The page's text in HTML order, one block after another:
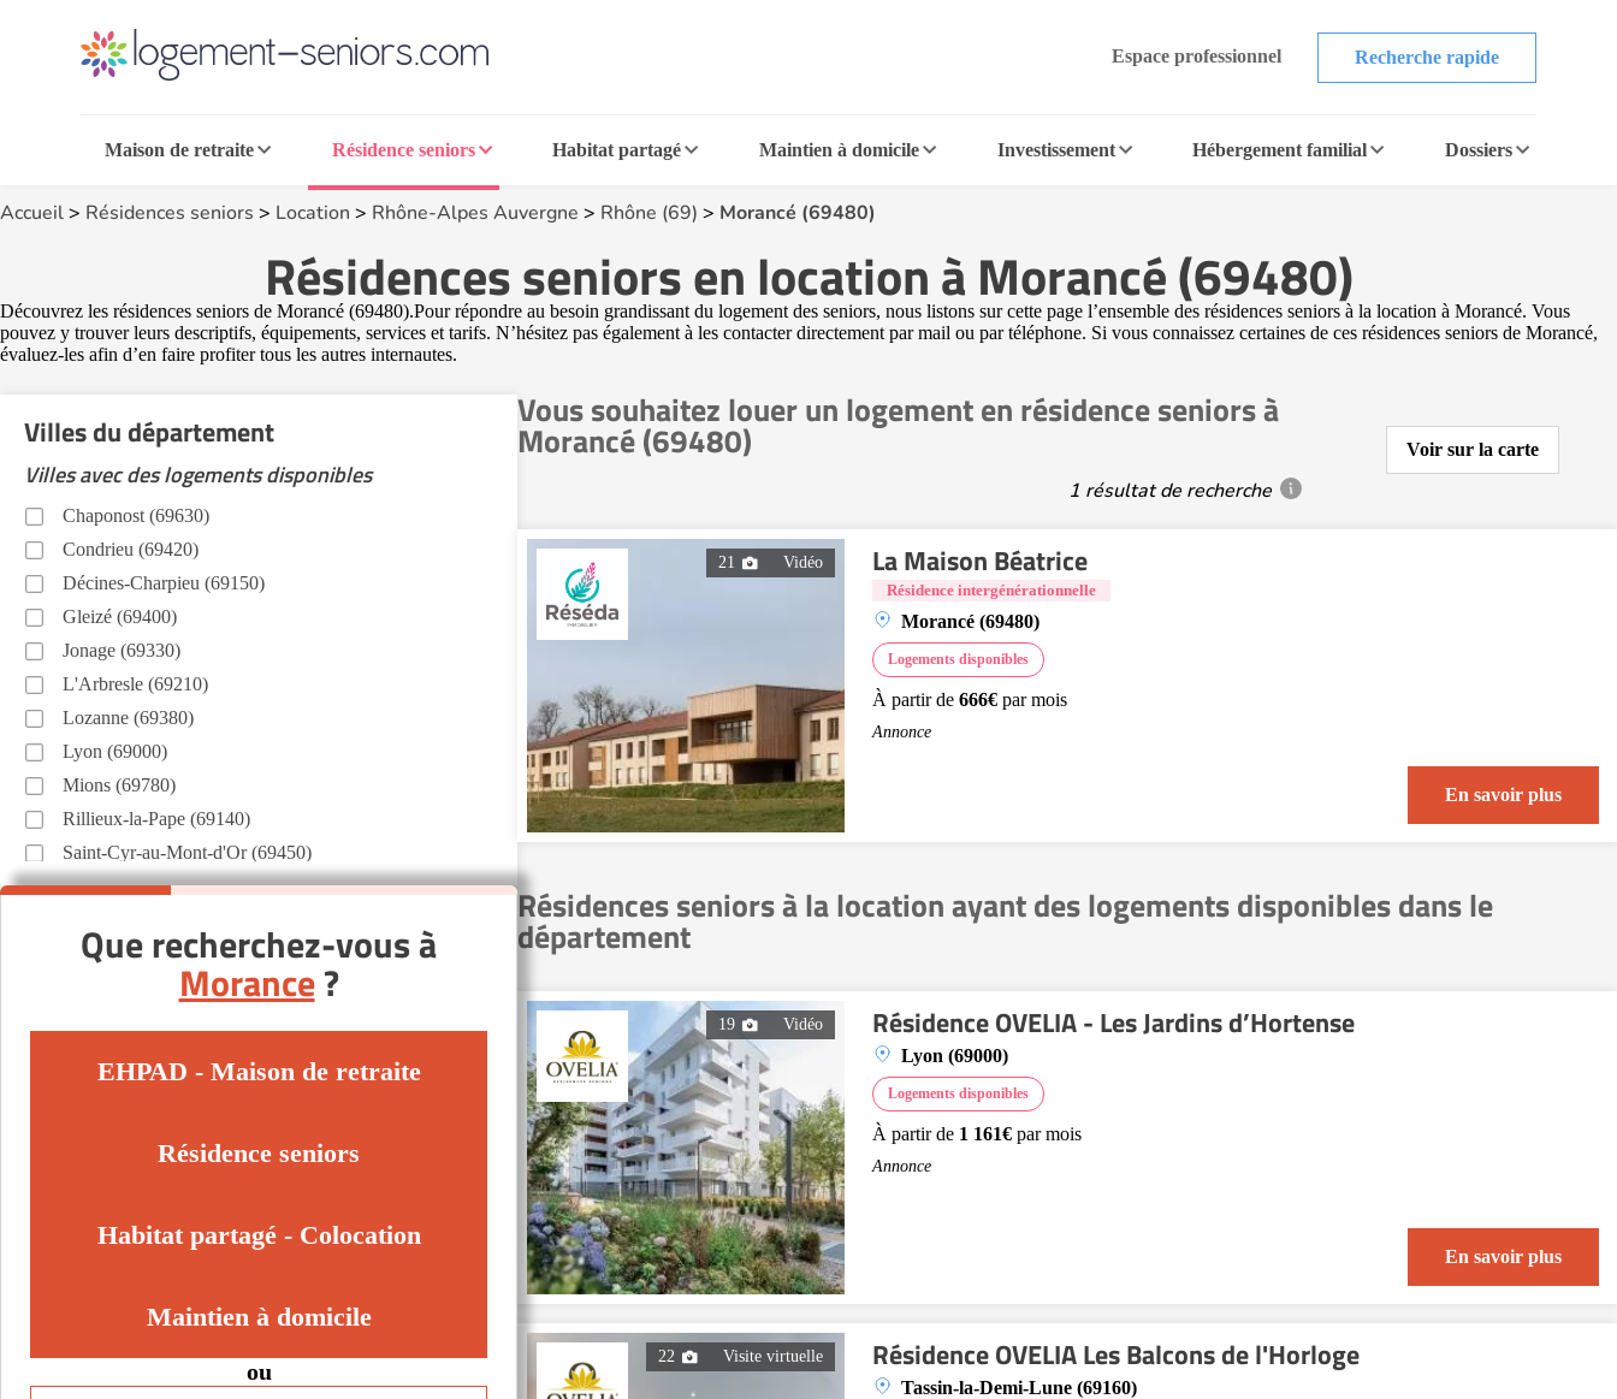
Espace professionnel Recherche rapide
Maison de retraite Résidence seniors Habitat partagé Maintien à domicile Investissement Hébergement familial Dossiers
Accueil> Résidences seniors > Location > Rhône-Alpes Auvergne > Rhône (69) > Morancé (69480)
Résidences seniors en location à Morancé (69480)
Découvrez les résidences seniors de Morancé (69480).Pour répondre au besoin grandissant du logement des seniors, nous listons sur cette page l’ensemble des résidences seniors à la location à Morancé. Vous
pouvez y trouver leurs descriptifs, équipements, services et tarifs. N’hésitez pas également à les contacter directement par mail ou par téléphone. Si vous connaissez certaines de ces résidences seniors de Morancé,
évaluez-les afin d’en faire profiter tous les autres internautes.
Vous souhaitez louer un logement en résidence seniors à
Morancé (69480)
1 résultat de recherche
Voir sur la carte
21 Vidéo La Maison Béatrice
Résidence intergénérationnelle
Morancé (69480)
Logements disponibles
À partir de 666€ par mois
Annonce
En savoir plus
Résidences seniors à la location ayant des logements disponibles dans le
département
19 Vidéo Résidence OVELIA - Les Jardins d’Hortense
Lyon (69000)
Logements disponibles
À partir de 1 161€ par mois
Annonce
En savoir plus
22 Visite virtuelle Résidence OVELIA Les Balcons de l'Horloge
Tassin-la-Demi-Lune (69160)
Villes du département
Villes avec des logements disponibles
Chaponost (69630)
Condrieu (69420)
Décines-Charpieu (69150)
Gleizé (69400)
Jonage (69330)
L'Arbresle (69210)
Lozanne (69380)
Lyon (69000)
Mions (69780)
Rillieux-la-Pape (69140)
Saint-Cyr-au-Mont-d'Or (69450)
Saint-Priest (69800)
Tarare (69170)
Tassin-la-Demi-Lune (69160)
Que recherchez-vous à
Morance?
EHPAD - Maison de retraite
Résidence seniors
Habitat partagé - Colocation
Maintien à domicile
ou